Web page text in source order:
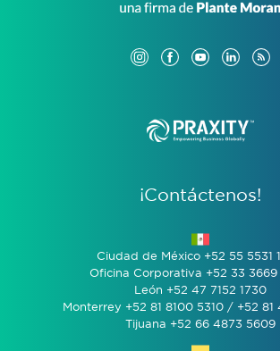
¡Contáctenos!
Ciudad de México +52 55 5531
Oficina Corporativa +52 33
León +52 47 7152 1730
Monterrey +52 81 8100 5310 / +52 81
Tijuana +52 66 4873 5609